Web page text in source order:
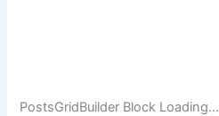
PostsGridBuilder Block Loading…